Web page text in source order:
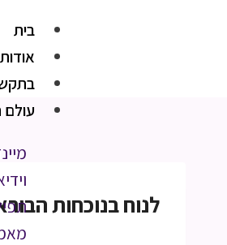
בית
אודות
עולם
לנוח בנוכחות